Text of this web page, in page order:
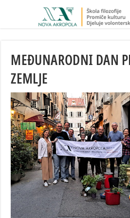
MEĐUNARODNI DAN
ZEMLJE